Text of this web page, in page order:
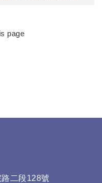
page
二段128號